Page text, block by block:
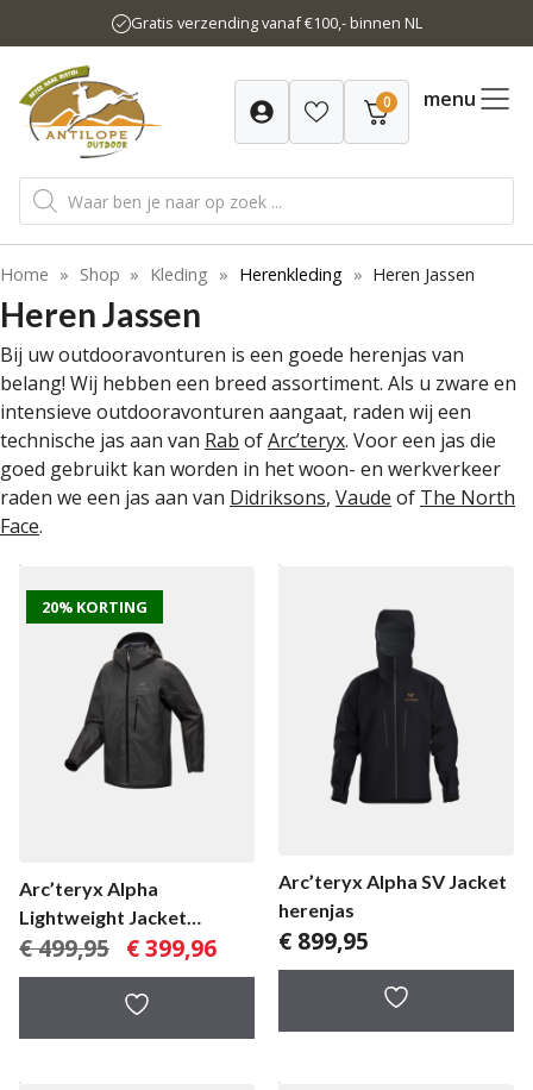
naar
inhoud
Gratis verzending vanaf €100,- binnen NL
0 menu
Producten
zoeken
Home » Shop » Kleding » Herenkleding » Heren Jassen
Heren Jassen
Bij uw outdooravonturen is een goede herenjas van
belang! Wij hebben een breed assortiment. Als u zware en
intensieve outdooravonturen aangaat, raden wij een
technische jas aan van Rab ofArc’teryx. Voor een jas die
goed gebruikt kan worden in het woon- en werkverkeer
raden we een jas aan van Didriksons, Vaude of The North
Face.
20% KORTING
Arc’teryx Alpha
Lightweight Jacket
herenjas
€499,95
Oorspronkelijke
was:
€ 499,95.
€399,96 Huidige
Arc’teryx Alpha SV Jacket
herenjas
€ 899,95